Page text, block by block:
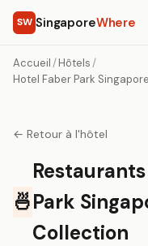
SW SingaporeWhere
Accueil /Hôtels /
Hotel Faber Park
← Retour à l'hôtel
🍜Park
Collection